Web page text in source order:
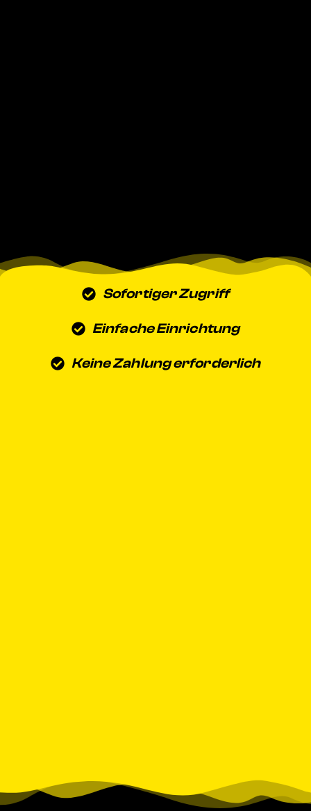
Sofortiger Zugriff
Einfache Einrichtung
Keine Zahlung erforderlich